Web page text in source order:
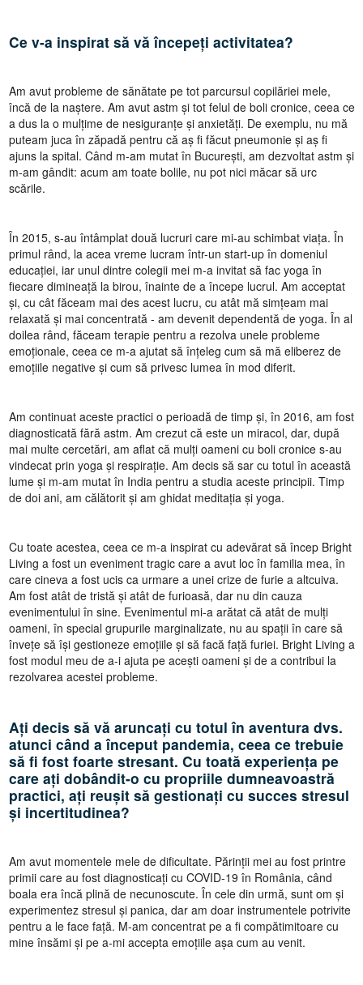
Ce v-a inspirat să vă începeți activitatea?
Am avut probleme de sănătate pe tot parcursul copilăriei mele,
încă de la naștere. Am avut astm și tot felul de boli cronice, ceea ce
a dus la o mulțime de nesiguranțe și anxietăți. De exemplu, nu mă
puteam juca în zăpadă pentru că aș fi făcut pneumonie și aș fi
ajuns la spital. Când m-am mutat în București, am dezvoltat astm și
m-am gândit: acum am toate bolile, nu pot nici măcar să urc
scările.
În 2015, s-au întâmplat două lucruri care mi-au schimbat viața. În
primul rând, la acea vreme lucram într-un start-up în domeniul
educației, iar unul dintre colegii mei m-a invitat să fac yoga în
fiecare dimineață la birou, înainte de a începe lucrul. Am acceptat
și, cu cât făceam mai des acest lucru, cu atât mă simțeam mai
relaxată și mai concentrată - am devenit dependentă de yoga. În al
doilea rând, făceam terapie pentru a rezolva unele probleme
emoționale, ceea ce m-a ajutat să înțeleg cum să mă eliberez de
emoțiile negative și cum să privesc lumea în mod diferit.
Am continuat aceste practici o perioadă de timp și, în 2016, am fost
diagnosticată fără astm. Am crezut că este un miracol, dar, după
mai multe cercetări, am aflat că mulți oameni cu boli cronice s-au
vindecat prin yoga și respirație. Am decis să sar cu totul în această
lume și m-am mutat în India pentru a studia aceste principii. Timp
de doi ani, am călătorit și am ghidat meditația și yoga.
Cu toate acestea, ceea ce m-a inspirat cu adevărat să încep Bright
Living a fost un eveniment tragic care a avut loc în familia mea, în
care cineva a fost ucis ca urmare a unei crize de furie a altcuiva.
Am fost atât de tristă și atât de furioasă, dar nu din cauza
evenimentului în sine. Evenimentul mi-a arătat că atât de mulți
oameni, în special grupurile marginalizate, nu au spații în care să
învețe să își gestioneze emoțiile și să facă față furiei. Bright Living a
fost modul meu de a-i ajuta pe acești oameni și de a contribui la
rezolvarea acestei probleme.
Ați decis să vă aruncați cu totul în aventura dvs.
atunci când a început pandemia, ceea ce trebuie
să fi fost foarte stresant. Cu toată experiența pe
care ați dobândit-o cu propriile dumneavoastră
practici, ați reușit să gestionați cu succes stresul
și incertitudinea?
Am avut momentele mele de dificultate. Părinții mei au fost printre
primii care au fost diagnosticați cu COVID-19 în România, când
boala era încă plină de necunoscute. În cele din urmă, sunt om și
experimentez stresul și panica, dar am doar instrumentele potrivite
pentru a le face față. M-am concentrat pe a fi compătimitoare cu
mine însămi și pe a-mi accepta emoțiile așa cum au venit.